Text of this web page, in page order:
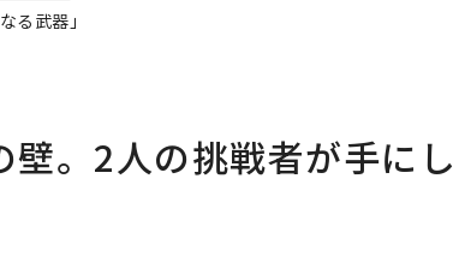
る武器」
。2人の挑戦者が手にし